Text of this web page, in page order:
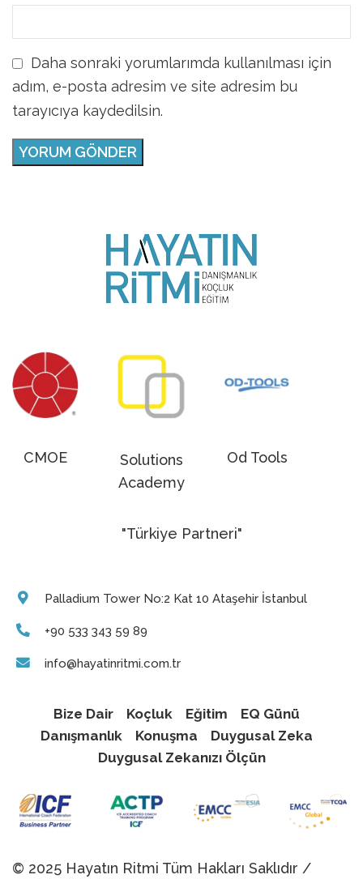
Daha sonraki yorumlarımda kullanılması için
adım, e-posta adresim ve site adresim bu
tarayıcıya kaydedilsin.
CMOE
Solutions
Academy
Od Tools
"Türkiye Partneri"
Palladium Tower No:2 Kat 10 Ataşehir İstanbul
+90 533 343 59 89
info@hayatinritmi.com.tr
Bize Dair Koçluk Eğitim
EQ Günü
Danışmanlık
Konuşma
Duygusal Zeka
Duygusal Zekanızı Ölçün
© 2025 Hayatın Ritmi Tüm Hakları Saklıdır /